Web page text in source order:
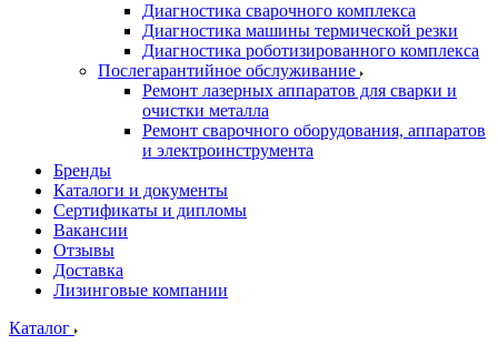
Диагностика сварочного комплекса
Диагностика машины термической резки
Диагностика роботизированного комплекса
Послегарантийное обслуживание
Ремонт лазерных аппаратов для сварки и
очистки металла
Ремонт сварочного оборудования, аппаратов
и электроинструмента
Бренды
Каталоги и документы
Сертификаты и дипломы
Вакансии
Отзывы
Доставка
Лизинговые компании
Каталог